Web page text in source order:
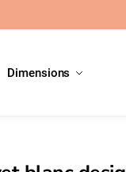
Dimensions
Recherche